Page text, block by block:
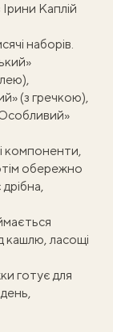
Каплій
наборів.
(з гречкою),
компоненти,
обережно
кашлю, ласощі
готує для